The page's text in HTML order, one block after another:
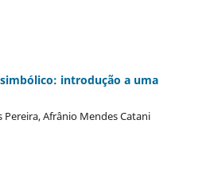
simbólico: introdução a uma
Afrânio Mendes Catani